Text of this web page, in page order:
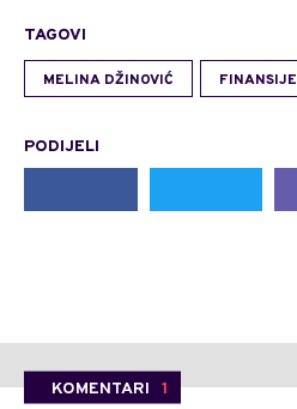
TAGOVI
MELINA DŽINOVIĆ FINANSIJE
PODIJELI
KOMENTARI 1